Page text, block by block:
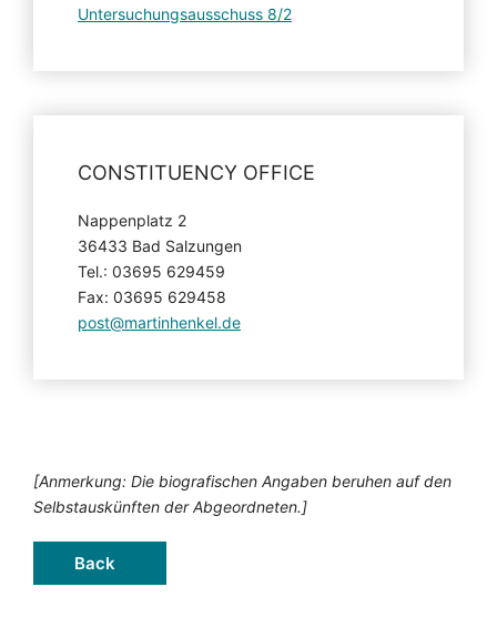
Untersuchungsausschuss 8/2
CONSTITUENCY OFFICE
Nappenplatz 2
36433 Bad Salzungen
Tel.: 03695 629459
Fax: 03695 629458
post@martinhenkel.de
[Anmerkung: Die biografischen Angaben beruhen auf den
Selbstauskünften der Abgeordneten.]
Back